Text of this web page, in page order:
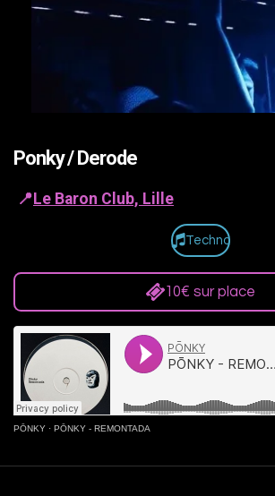
Ponky / Derode
📍 Le Baron Club, Lille
Techno
10€ sur place
PŌNKY · PŌNKY - REMONTADA